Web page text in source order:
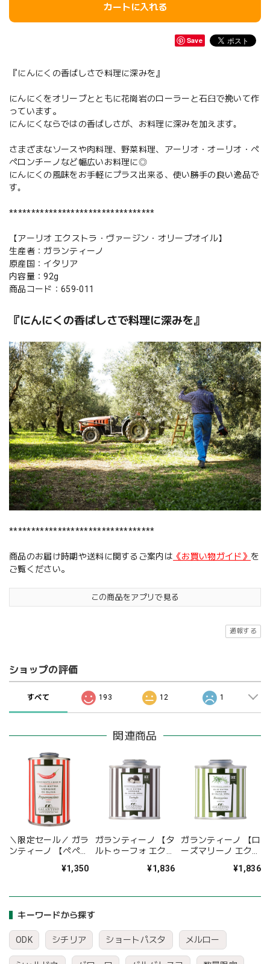
キーワードから探す
ODK シチリア ショートパスタ メルロー
カートに入れる
Save
『にんにくの香ばしさで料理に深みを』
にんにくをオリーブとともに花崗岩のローラーと石臼で挽いて作
っています。
にんにくならではの香ばしさが、お料理に深みを加えます｡
さまざまなソースや肉料理、野菜料理、アーリオ・オーリオ・ペ
ペロンチーノなど幅広いお料理に◎
にんにくの風味をお手軽にプラス出来る、使い勝手の良い逸品で
す｡
*********************************
【アーリオ エクストラ・ヴァージン・オリーブオイル】
生産者：ガランティーノ
原産国：イタリア
内容量：92g
商品コード：659-011
『にんにくの香ばしさで料理に深みを』
*********************************
商品のお届け時期や送料に関するご案内は 《お買い物ガイド》 を
ご覧ください。
この商品をアプリで見る
通報する
ショップの評価
すべて 193 12 1
関連商品
＼限定セール／ ガラ
ンティーノ 【ペペロ
ラ・ヴァージン・オ
¥1,350
ガランティーノ 【タ
ルトゥーフォ エクス
オリーブオイル】
¥1,836
ガランティーノ 【ロ
ーズマリーノ エクス
オリーブオイル】
¥1,836